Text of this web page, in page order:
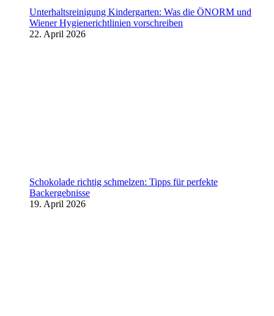
Unterhaltsreinigung Kindergarten: Was die ÖNORM und
Wiener Hygienerichtlinien vorschreiben
22. April 2026
Schokolade richtig schmelzen: Tipps für perfekte
Backergebnisse
19. April 2026